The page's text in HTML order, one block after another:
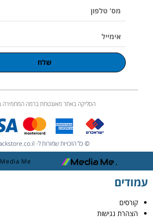
שלח
הסליקה באתר מאובטחת ברמה המחמירה
© כל הזכויות שמורות ל- Hackstore.co.il
Me
עמודים
קורסים
הצהרת נגישות